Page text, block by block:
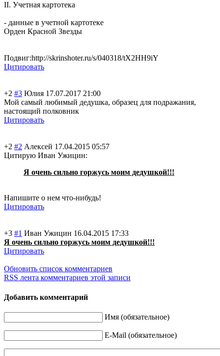
II. Учетная картотека
- данные в учетной картотеке
Орден Красной Звезды
Подвиг:http://skrinshoter.ru/s/040318/tX2HH9iY
Цитировать
+2 #3 Юлия 17.07.2017 21:00
Мой самый любимый дедушка, образец для подражания,
настоящий полковник
Цитировать
+2 #2 Алексей 17.04.2015 05:57
Цитирую Иван Ужицин:
Я очень сильно горжусь моим дедушкой!!!
Напишите о нем что-нибудь!
Цитировать
+3 #1 Иван Ужицин 16.04.2015 17:33
Я очень сильно горжусь моим дедушкой!!!
Цитировать
Обновить список комментариев
RSS лента комментариев этой записи
Добавить комментарий
Имя (обязательное)
E-Mail (обязательное)